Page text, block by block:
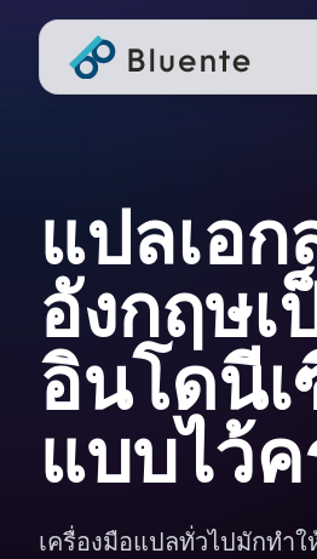
แปลเอ
อังกฤษ
อินโดนี
แบบไว้
เครื่องมือแปลทั่วไปมักทำ